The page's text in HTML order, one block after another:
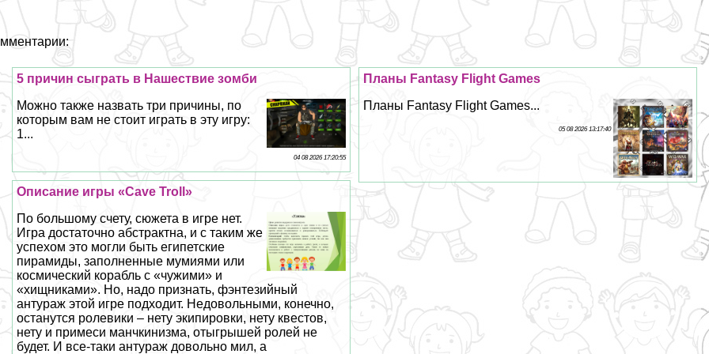
Планы Fantasy Flight Games
Планы Fantasy Flight Games...
05 08 2026 13:17:40
5 причин сыграть в Нашествие зомби
Можно также назвать три причины, по
которым вам не стоит играть в эту игру:
1...
04 08 2026 17:20:55
Описание игры «Cave Troll»
По большому счету, сюжета в игре нет.
Игра достаточно абстpaктна, и с таким же
успехом это могли быть египетские
пирамиды, заполненные мумиями или
космический корабль с «чужими» и
«хищниками». Но, надо признать, фэнтезийный
антураж этой игре подходит. Недовольными, конечно,
останутся ролевики – нету экипировки, нету квестов,
нету и примеси манчкинизма, отыгрышей ролей не
будет. И все-таки антураж довольно мил, а